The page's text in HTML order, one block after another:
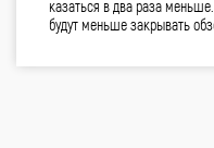
казаться в два раза
будут меньше закрывать